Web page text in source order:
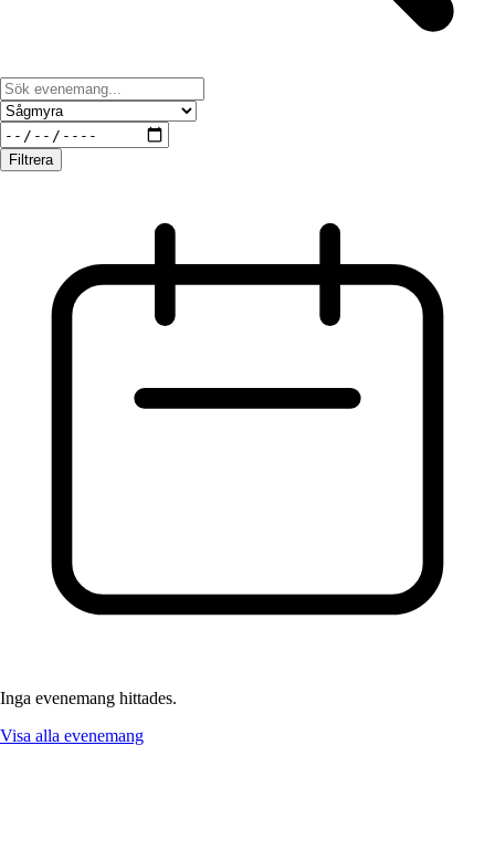
Filtrera
Inga evenemang hittades.
Visa alla evenemang